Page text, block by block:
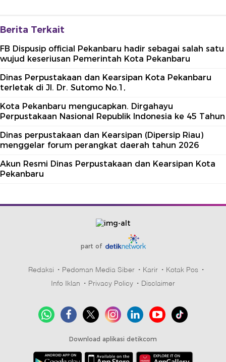
Berita Terkait
FB Dispusip official Pekanbaru hadir sebagai salah satu
wujud keseriusan Pemerintah Kota Pekanbaru
Dinas Perpustakaan dan Kearsipan Kota Pekanbaru
terletak di Jl. Dr. Sutomo No.1,
Kota Pekanbaru mengucapkan. Dirgahayu
Perpustakaan Nasional Republik Indonesia ke 45 Tahun
Dinas perpustakaan dan Kearsipan (Dipersip Riau)
menggelar forum perangkat daerah tahun 2026
Akun Resmi Dinas Perpustakaan dan Kearsipan Kota
Pekanbaru
part of
Redaksi Pedoman Media Siber Karir
Kotak Pos
Info Iklan
Privacy Policy Disclaimer
Download aplikasi detikcom